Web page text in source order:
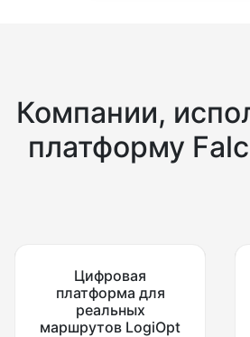
Компании,
платформу
Цифровая
платформа для
реальных
маршрутов LogiOpt